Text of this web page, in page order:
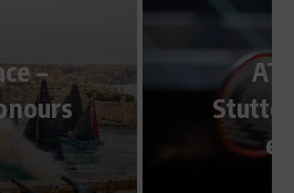
in
Haas meldet sich
zurück
9. Juni 2015